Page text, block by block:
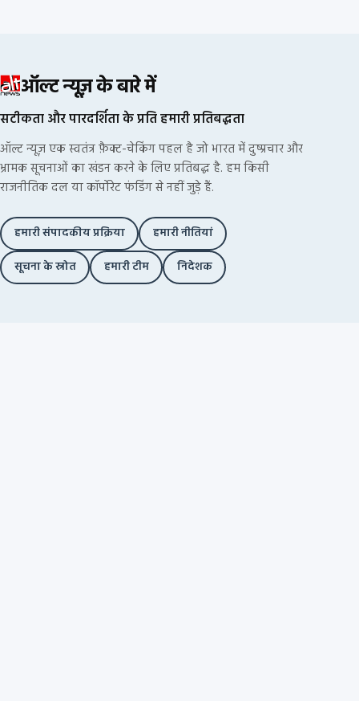
ऑल्ट न्यूज़ के बारे में
सटीकता और पारदर्शिता के प्रति हमारी प्रतिबद्धता
ऑल्ट न्यूज़ एक स्वतंत्र फ़ैक्ट-चेकिंग पहल है जो भारत में दुष्प्रचार और
भ्रामक सूचनाओं का खंडन करने के लिए प्रतिबद्ध है. हम किसी
राजनीतिक दल या कॉर्पोरेट फंडिंग से नहीं जुड़े हैं.
हमारी संपादकीय प्रक्रिया
हमारी नीतियां
सूचना के स्रोत
हमारी टीम निदेशक